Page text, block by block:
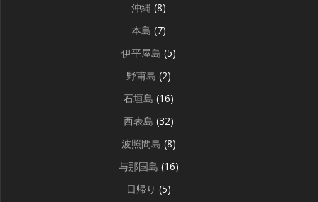
沖縄 (8)
本島 (7)
伊平屋島 (5)
野甫島 (2)
石垣島 (16)
西表島 (32)
波照間島 (8)
与那国島 (16)
日帰り (5)